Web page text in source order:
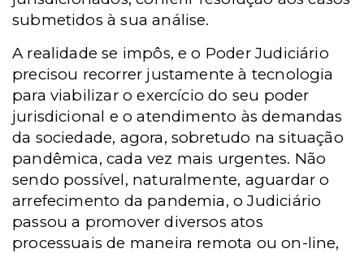
submetidos à sua análise.
A realidade se impôs, e o Poder Judiciário
precisou recorrer justamente à tecnologia
para viabilizar o exercício do seu poder
jurisdicional e o atendimento às demandas
da sociedade, agora, sobretudo na situação
pandêmica, cada vez mais urgentes. Não
sendo possível, naturalmente, aguardar o
arrefecimento da pandemia, o Judiciário
passou a promover diversos atos
processuais de maneira remota ou on-line,